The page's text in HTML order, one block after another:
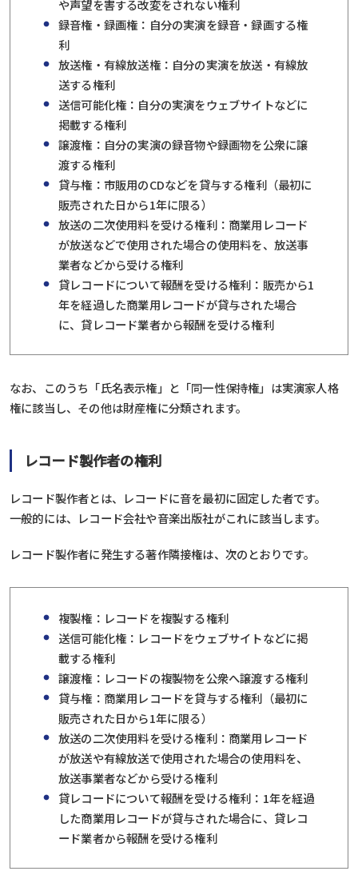
や声望を害する改変をされない権利
録音権・録画権：自分の実演を録音・録画する権
利
放送権・有線放送権：自分の実演を放送・有線放
送する権利
送信可能化権：自分の実演をウェブサイトなどに
掲載する権利
譲渡権：自分の実演の録音物や録画物を公衆に譲
渡する権利
貸与権：市販用のCDなどを貸与する権利（最初に
販売された日から1年に限る）
放送の二次使用料を受ける権利：商業用レコード
が放送などで使用された場合の使用料を、放送事
業者などから受ける権利
貸レコードについて報酬を受ける権利：販売から1
年を経過した商業用レコードが貸与された場合
に、貸レコード業者から報酬を受ける権利
なお、このうち「氏名表示権」と「同一性保持権」は実演家人格
権に該当し、その他は財産権に分類されます。
レコード製作者の権利
レコード製作者とは、レコードに音を最初に固定した者です。
一般的には、レコード会社や音楽出版社がこれに該当します。
レコード製作者に発生する著作隣接権は、次のとおりです。
複製権：レコードを複製する権利
送信可能化権：レコードをウェブサイトなどに掲
載する権利
譲渡権：レコードの複製物を公衆へ譲渡する権利
貸与権：商業用レコードを貸与する権利（最初に
販売された日から1年に限る）
放送の二次使用料を受ける権利：商業用レコード
が放送や有線放送で使用された場合の使用料を、
放送事業者などから受ける権利
貸レコードについて報酬を受ける権利：1年を経過
した商業用レコードが貸与された場合に、貸レコ
ード業者から報酬を受ける権利